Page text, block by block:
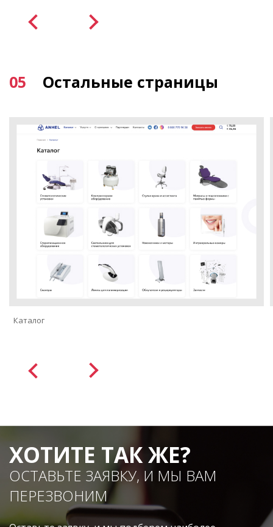
05 Остальные страницы
Каталог
ХОТИТЕ ТАК ЖЕ?
ОСТАВЬТЕ ЗАЯВКУ, И МЫ ВАМ
ПЕРЕЗВОНИМ